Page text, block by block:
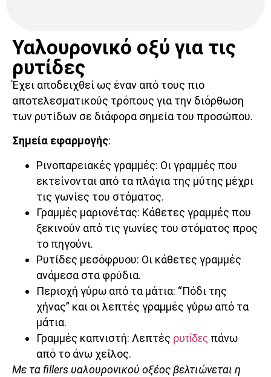
Υαλουρονικό οξύ για τις
ρυτίδες
Έχει αποδειχθεί ως έναν από τους πιο
αποτελεσματικούς τρόπους για την διόρθωση
των ρυτίδων σε διάφορα σημεία του προσώπου.
Σημεία εφαρμογής:
Ρινοπαρειακές γραμμές: Οι γραμμές που
εκτείνονται από τα πλάγια της μύτης μέχρι
τις γωνίες του στόματος.
Γραμμές μαριονέτας: Κάθετες γραμμές που
ξεκινούν από τις γωνίες του στόματος προς
το πηγούνι.
Ρυτίδες μεσόφρυου: Οι κάθετες γραμμές
ανάμεσα στα φρύδια.
Περιοχή γύρω από τα μάτια: “Πόδι της
χήνας” και οι λεπτές γραμμές γύρω από τα
μάτια.
Γραμμές καπνιστή: Λεπτές ρυτίδες πάνω
από το άνω χείλος.
Με τα fillers υαλουρονικού οξέος βελτιώνεται η